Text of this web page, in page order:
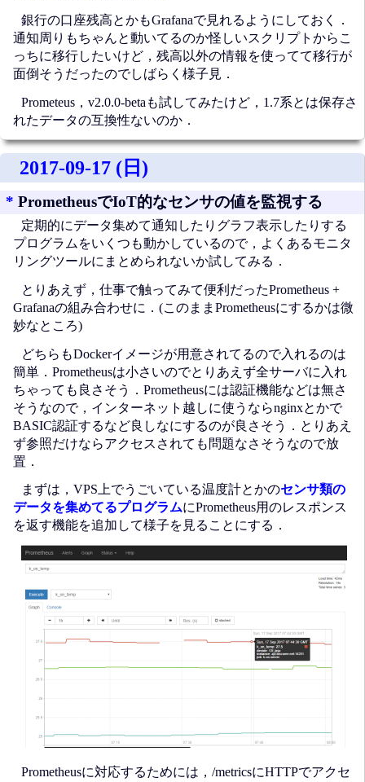
銀行の口座残高とかもGrafanaで見れるようにしておく．
通知周りもちゃんと動いてるのか怪しいスクリプトからこ
っちに移行したいけど，残高以外の情報を使ってて移行が
面倒そうだったのでしばらく様子見．
Prometeus，v2.0.0-betaも試してみたけど，1.7系とは保存さ
れたデータの互換性ないのか．
2017-09-17 (日)
* PrometheusでIoT的なセンサの値を監視する
定期的にデータ集めて通知したりグラフ表示したりする
プログラムをいくつも動かしているので，よくあるモニタ
リングツールにまとめられないか試してみる．
とりあえず，仕事で触ってみて便利だったPrometheus +
Grafanaの組み合わせに．(このままPrometheusにするかは微
妙なところ)
どちらもDockerイメージが用意されてるので入れるのは
簡単．Prometheusは小さいのでとりあえず全サーバに入れ
ちゃっても良さそう．Prometheusには認証機能などは無さ
そうなので，インターネット越しに使うならnginxとかで
BASIC認証するなど良しなにするのが良さそう．とりあえ
ず参照だけならアクセスされても問題なさそうなので放
置．
まずは，VPS上でうごいている温度計とかのセンサ類の
データを集めてるプログラムにPrometheus用のレスポンス
を返す機能を追加して様子を見ることにする．
Prometheusに対応するためには，/metricsにHTTPでアクセ